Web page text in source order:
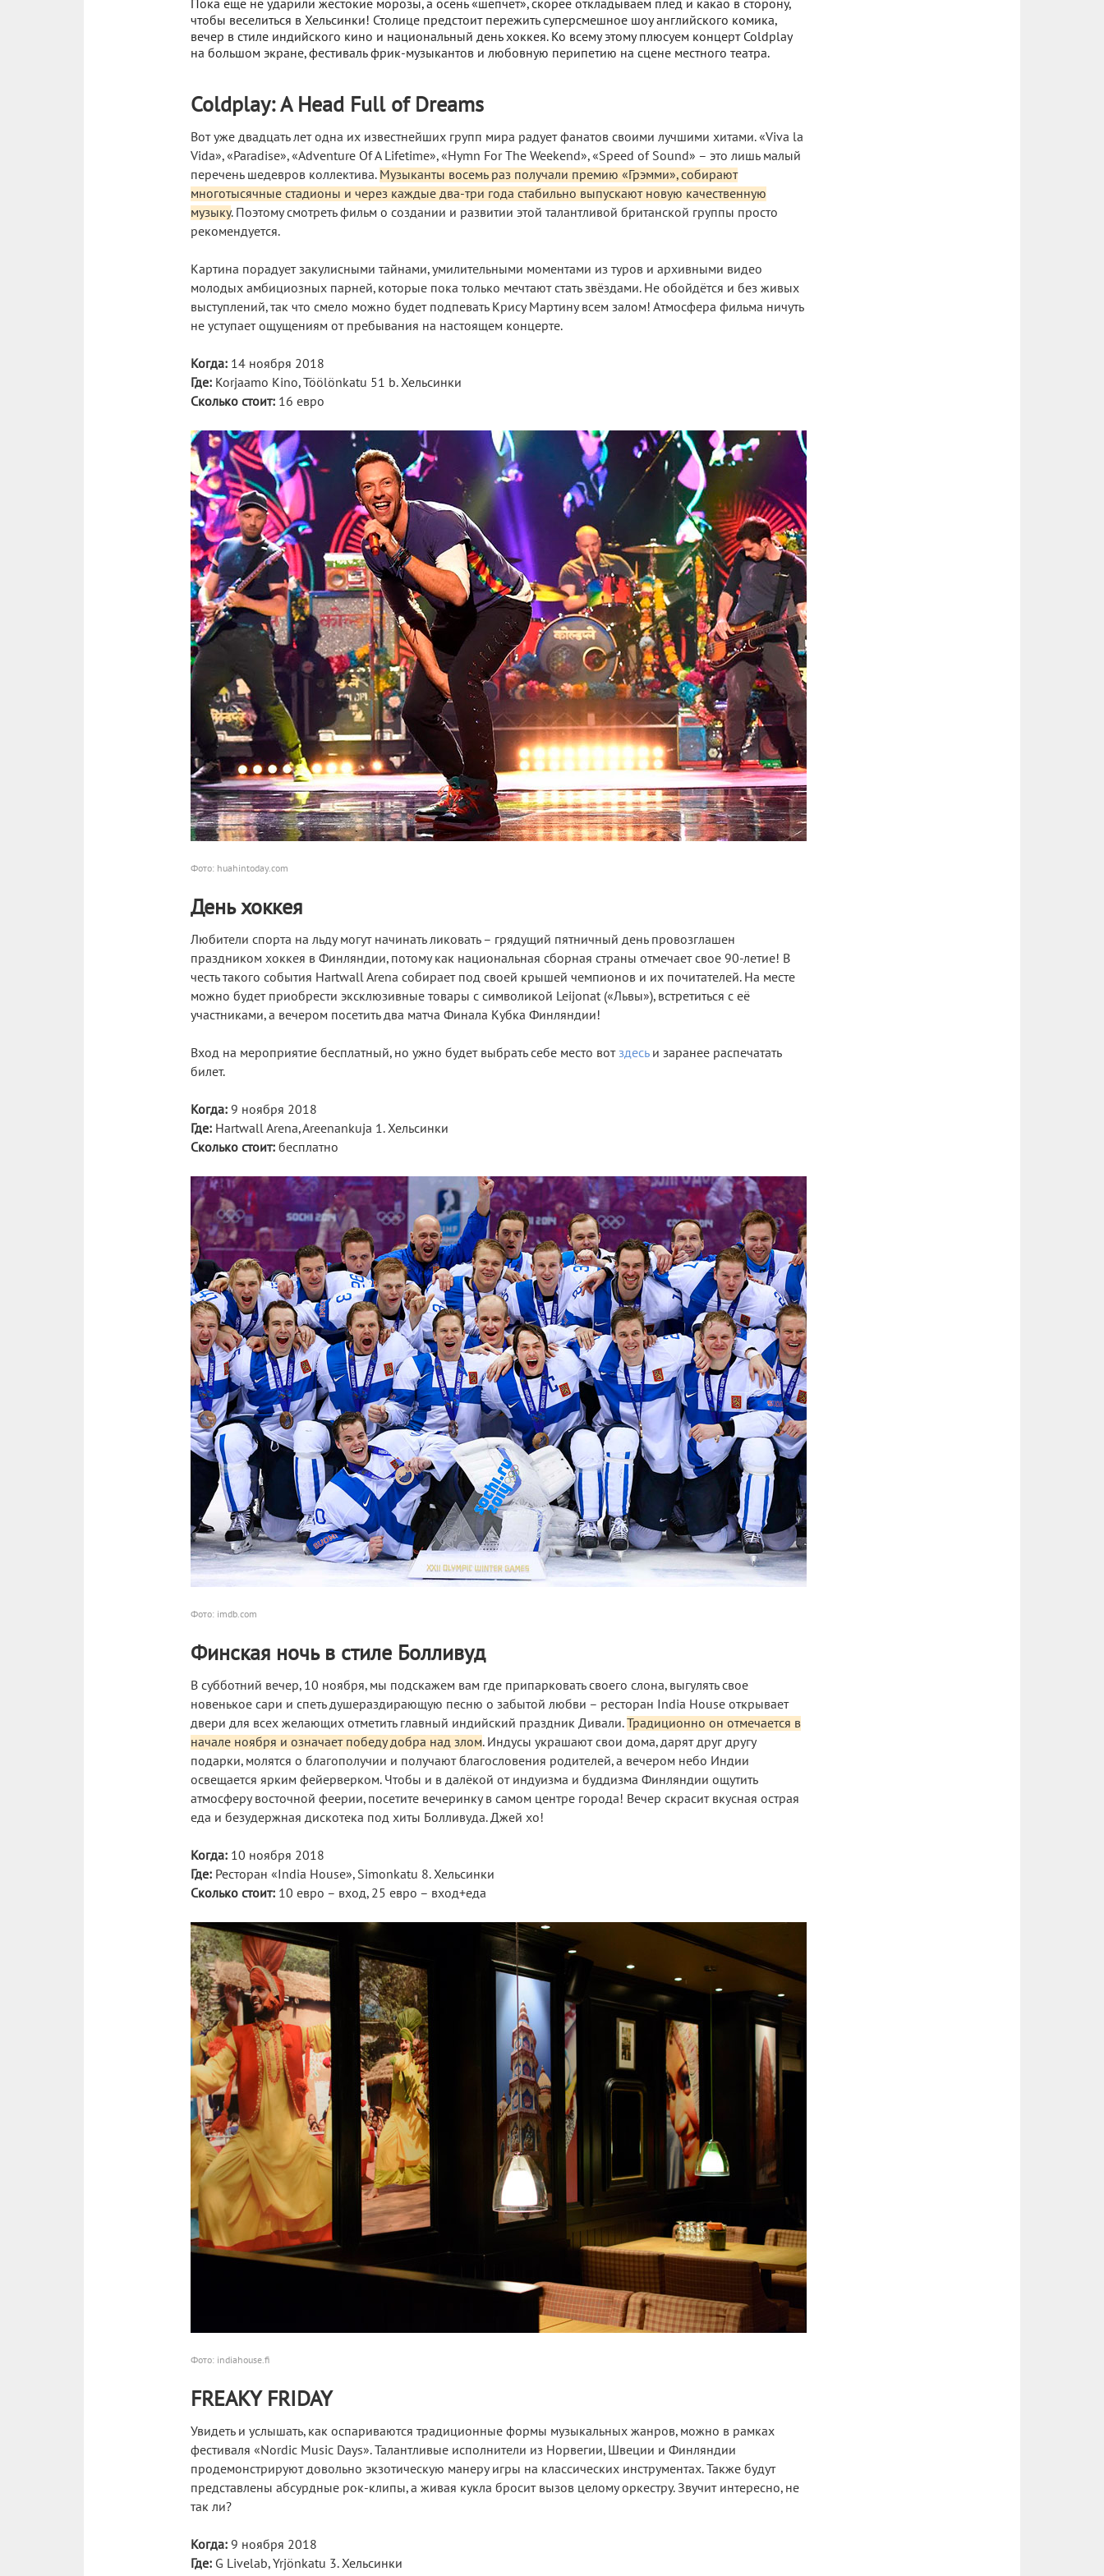
Пока ещё не ударили жестокие морозы, а осень «шепчет», скорее откладываем плед и какао в сторону,
чтобы веселиться в Хельсинки! Столице предстоит пережить суперсмешное шоу английского комика,
вечер в стиле индийского кино и национальный день хоккея. Ко всему этому плюсуем концерт Coldplay
на большом экране, фестиваль фрик-музыкантов и любовную перипетию на сцене местного театра.
Coldplay: A Head Full of Dreams
Вот уже двадцать лет одна их известнейших групп мира радует фанатов своими лучшими хитами. «Viva la
Vida», «Paradise», «Adventure Of A Lifetime», «Hymn For The Weekend», «Speed of Sound» – это лишь малый
перечень шедевров коллектива. Музыканты восемь раз получали премию «Грэмми», собирают
многотысячные стадионы и через каждые два-три года стабильно выпускают новую качественную
музыку. Поэтому смотреть фильм о создании и развитии этой талантливой британской группы просто
рекомендуется.
Картина порадует закулисными тайнами, умилительными моментами из туров и архивными видео
молодых амбициозных парней, которые пока только мечтают стать звёздами. Не обойдётся и без живых
выступлений, так что смело можно будет подпевать Крису Мартину всем залом! Атмосфера фильма ничуть
не уступает ощущениям от пребывания на настоящем концерте.
Когда: 14 ноября 2018
Где: Korjaamo Kino, Töölönkatu 51 b. Хельсинки
Сколько стоит: 16 евро
Фото: huahintoday.com
День хоккея
Любители спорта на льду могут начинать ликовать – грядущий пятничный день провозглашен
праздником хоккея в Финляндии, потому как национальная сборная страны отмечает свое 90-летие! В
честь такого события Hartwall Arena собирает под своей крышей чемпионов и их почитателей. На месте
можно будет приобрести эксклюзивные товары с символикой Leijonat («Львы»), встретиться с её
участниками, а вечером посетить два матча Финала Кубка Финляндии!
Вход на мероприятие бесплатный, но ужно будет выбрать себе место вотздесьи заранее распечатать
билет.
Когда: 9 ноября 2018
Где: Hartwall Arena, Areenankuja 1. Хельсинки
Сколько стоит: бесплатно
Фото: imdb.com
Финская ночь в стиле Болливуд
В субботний вечер, 10 ноября, мы подскажем вам где припарковать своего слона, выгулять свое
новенькое сари и спеть душераздирающую песню о забытой любви – ресторан India House открывает
двери для всех желающих отметить главный индийский праздник Дивали.Традиционно он отмечается в
начале ноября и означает победу добра над злом. Индусы украшают свои дома, дарят друг другу
подарки, молятся о благополучии и получают благословения родителей, а вечером небо Индии
освещается ярким фейерверком. Чтобы и в далёкой от индуизма и буддизма Финляндии ощутить
атмосферу восточной феерии, посетите вечеринку в самом центре города! Вечер скрасит вкусная острая
еда и безудержная дискотека под хиты Болливуда. Джей хо!
Когда: 10 ноября 2018
Где: Ресторан «India House», Simonkatu 8. Хельсинки
Сколько стоит: 10 евро – вход, 25 евро – вход+еда
Фото: indiahouse.fi
FREAKY FRIDAY
Увидеть и услышать, как оспариваются традиционные формы музыкальных жанров, можно в рамках
фестиваля «Nordic Music Days». Талантливые исполнители из Норвегии, Швеции и Финляндии
продемонстрируют довольно экзотическую манеру игры на классических инструментах. Также будут
представлены абсурдные рок-клипы, а живая кукла бросит вызов целому оркестру. Звучит интересно, не
так ли?
Когда: 9 ноября 2018
Где: G Livelab, Yrjönkatu 3. Хельсинки